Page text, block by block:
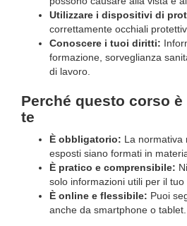
Utilizzare i dispositivi di
correttamente occhiali
Conoscere i tuoi diritti:
formazione, sorveglianza
di lavoro.
Perché questo corso
te
È obbligatorio: La normativa
esposti siano formati in
È pratico e comprensibile:
solo informazioni utili per il tuo
È online e flessibile: Puoi
anche da smartphone o tablet.